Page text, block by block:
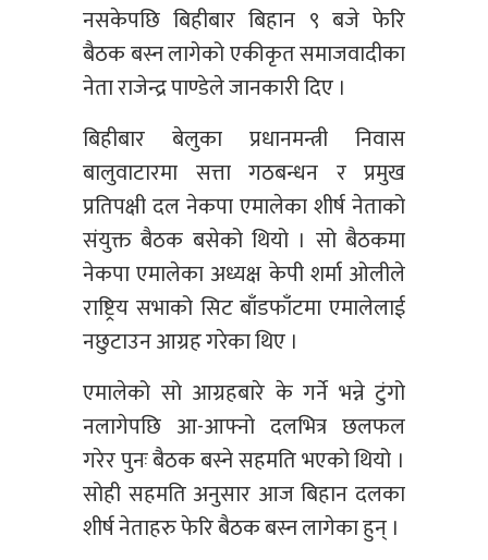
नसकेपछि बिहीबार बिहान ९ बजे फेरि
बैठक बस्न लागेको एकीकृत समाजवादीका
नेता राजेन्द्र पाण्डेले जानकारी दिए ।
बिहीबार बेलुका प्रधानमन्त्री निवास
बालुवाटारमा सत्ता गठबन्धन र प्रमुख
प्रतिपक्षी दल नेकपा एमालेका शीर्ष नेताको
संयुक्त बैठक बसेको थियो । सो बैठकमा
नेकपा एमालेका अध्यक्ष केपी शर्मा ओलीले
राष्ट्रिय सभाको सिट बाँडफाँटमा एमालेलाई
नछुटाउन आग्रह गरेका थिए ।
एमालेको सो आग्रहबारे के गर्ने भन्ने टुंगो
नलागेपछि आ-आफ्नो दलभित्र छलफल
गरेर पुनः बैठक बस्ने सहमति भएको थियो ।
सोही सहमति अनुसार आज बिहान दलका
शीर्ष नेताहरु फेरि बैठक बस्न लागेका हुन् ।